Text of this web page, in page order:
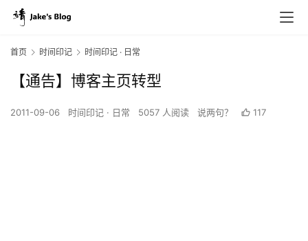
首页 时间印记 时间印记 · 日常
【通告】博客主页转型
2011-09-06 时间印记 · 日常 5057 人阅读 说两句？ 117